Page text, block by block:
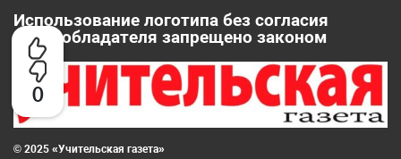
0
Использование логотипа без согласия
правообладателя запрещено законом
© 2025 «Учительская газета»